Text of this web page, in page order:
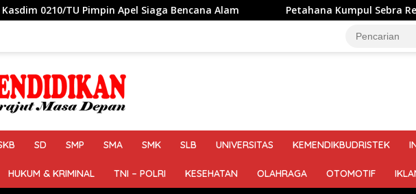
Apel Siaga Bencana Alam Petahana Kumpul Sebra Resmi
SD SMP SMA SMK SLB UNIVERSITAS KEMENDIKBUDRISTEK
HUKUM & KRIMINAL TNI – POLRI KESEHATAN OLAHRAGA OTOMOTIF